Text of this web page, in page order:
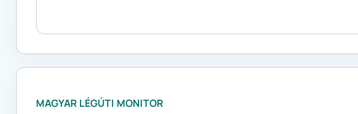
MAGYAR LÉGÚTI MONITOR